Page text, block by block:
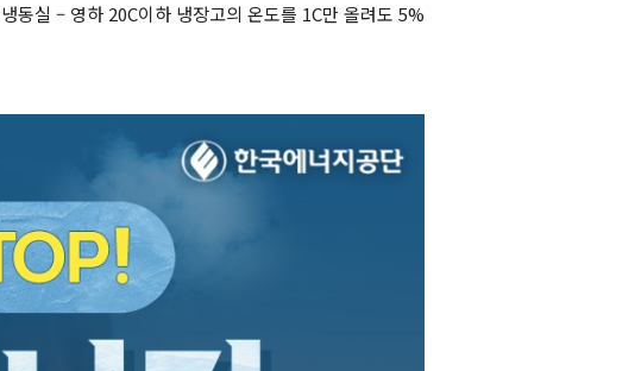
동실 – 영하 20C이하 냉장고의 온도를 1C만 올려도 5%